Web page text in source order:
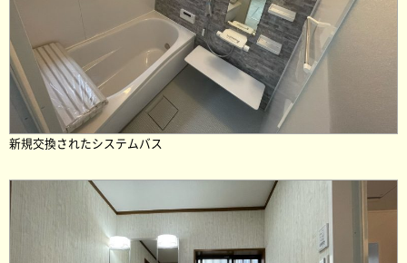
新規交換されたシステムバス